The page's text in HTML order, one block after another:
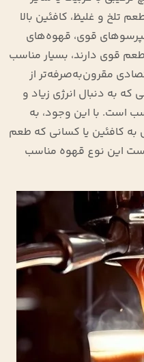
تلخ و غلیظ، کافئین بالا
اسپرسوهای قوی، قهوه‌های
قوی دارند، بسیار مناسب
۱۰۰ از نظر اقتصادی مقرون‌به‌صرفه‌تر از
که به دنبال انرژی زیاد و
است. با این وجود، به
به کافئین یا کسانی که طعم
این نوع قهوه مناسب